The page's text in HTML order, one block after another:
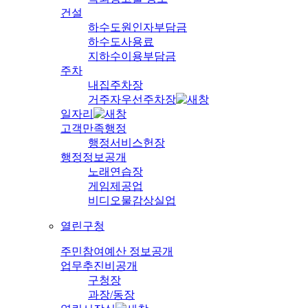
건설
하수도원인자부담금
하수도사용료
지하수이용부담금
주차
내집주차장
거주자우선주차장
일자리
고객만족행정
행정서비스헌장
행정정보공개
노래연습장
게임제공업
비디오물감상실업
열린구청
주민참여예산 정보공개
업무추진비공개
구청장
과장/동장